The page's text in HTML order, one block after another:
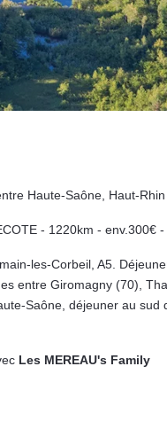
Haute-Saône, Haut-
- 1220km -
les-Corbeil, A5.
entre Giromagny (70),
Saône, déjeuner au
Les MEREAU's Family